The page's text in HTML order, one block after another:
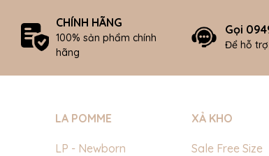
CHÍNH HÃNG
100% sản phẩm chính
hãng
Gọi
Để hỗ
LA POMME
LP - Newborn
XẢ KHO
Sale Free Size